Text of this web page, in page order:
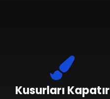
Kusurları Kapatır